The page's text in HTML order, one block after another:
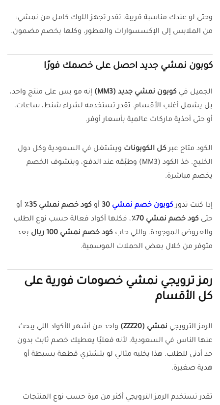
وحتى لو عندك مناسبة قريبة، تقدر تجهز اللوك كامل من نمشي:
من الملابس إلى الإكسسوارات والعطور، وكلها بخصم مضمون.
كوبون نمشي جديد احصل على خصمك فورًا
الجميل في كوبون نمشي جديد (MM3)
إنه مو بس على منتج واحد،
بل يشمل أغلب الأقسام. تقدر تستخدمه لشراء شنط، ساعات،
أو حتى أحذية ماركات عالمية بأسعار أوفر.
الكود متاح عبركل الكوبونات ويشتغل في السعودية وكل دول
الخليج. خذ الكود (MM3) وطبّقه عند الدفع، وبتشوف الخصم
يخصم مباشرة.
إذا كنت تدوركوبون خصم نمشي أو كود خصم نمشي 35٪
أو
حتى كود خصم نمشي 70٪
، فكلها أكواد فعالة حسب نوع الطلب
والعروض الموجودة. واللي حاب كود خصم نمشي 100 ريال
بعد
متوفر من خلال بعض الحملات الموسمية.
رمز ترويجي نمشي خصومات فورية على
كل الأقسام
الرمز الترويجي نمشي (ZZZ20)
واحد من أشهر الأكواد اللي يبحث
عنها الناس في السعودية. لأنه فعليًا يعطيك خصم ثابت بدون
حد أدنى للطلب. هذا يخليه مثالي لو بتشتري قطعة بسيطة أو
هدية صغيرة.
تقدر تستخدم الرمز الترويجي أكثر من مرة حسب نوع المنتجات